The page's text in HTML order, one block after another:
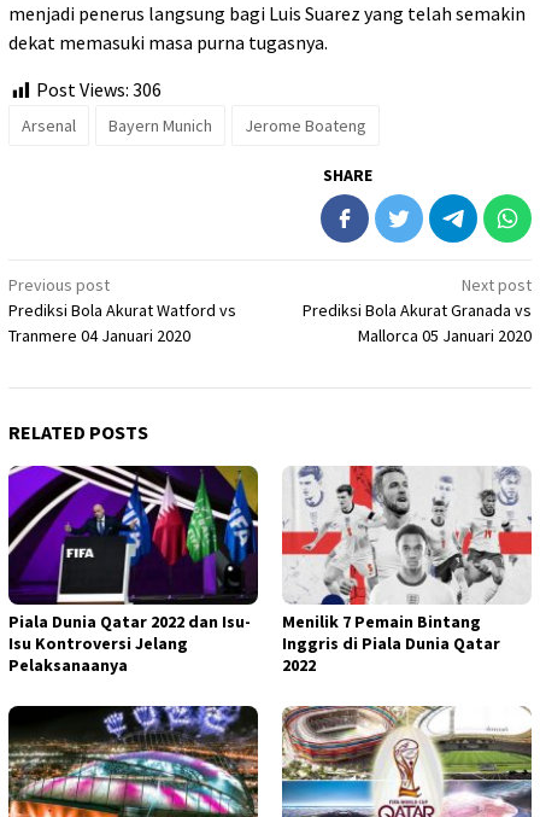
menjadi penerus langsung bagi Luis Suarez yang telah semakin
dekat memasuki masa purna tugasnya.
Post Views: 306
Arsenal Bayern Munich Jerome Boateng
SHARE
Post
navigation
Previous post
Prediksi Bola Akurat Watford vs
Tranmere 04 Januari 2020
Next post
Prediksi Bola Akurat Granada vs
Mallorca 05 Januari 2020
RELATED POSTS
Piala Dunia Qatar 2022 dan Isu-
Isu Kontroversi Jelang
Pelaksanaanya
Menilik 7 Pemain Bintang
Inggris di Piala Dunia Qatar
2022